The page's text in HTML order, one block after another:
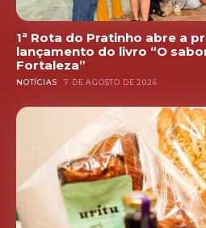
1ª Rota do Pratinho abre a
lançamento do livro “O
Fortaleza”
NOTÍCIAS 7 DE AGOSTO DE 2026